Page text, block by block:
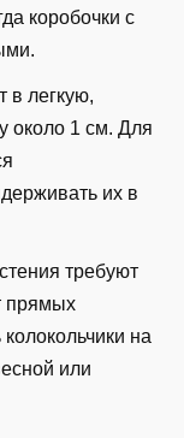
коробочки с
в легкую,
около 1 см. Для
их в
требуют
прямых
на
или